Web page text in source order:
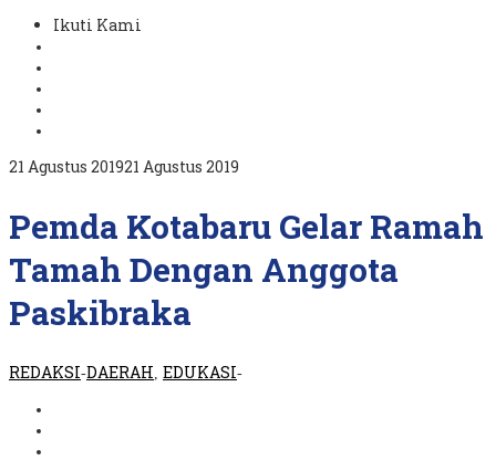
Ikuti Kami
21 Agustus 201921 Agustus 2019
Pemda Kotabaru Gelar Ramah
Tamah Dengan Anggota
Paskibraka
REDAKSI-DAERAH EDUKASI-